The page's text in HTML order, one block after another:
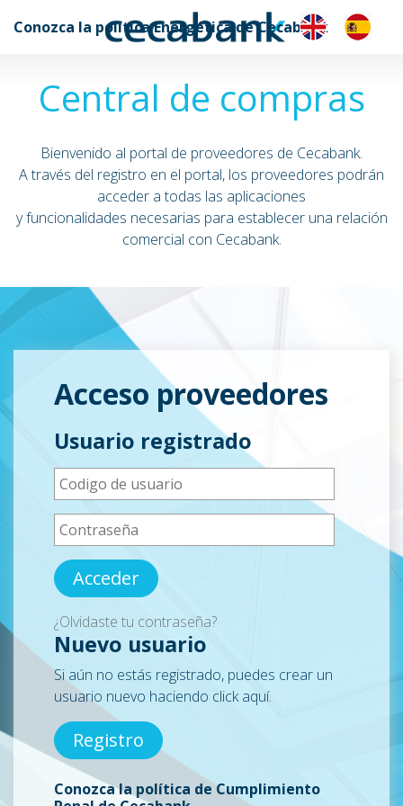
Conozca la política Energética de Cecabank
Central de compras
Bienvenido al portal de proveedores de Cecabank.
A través del registro en el portal, los proveedores podrán
acceder a todas las aplicaciones
y funcionalidades necesarias para establecer una relación
comercial con Cecabank.
Acceso proveedores
Usuario registrado
¿Olvidaste tu contraseña?
Nuevo usuario
Si aún no estás registrado, puedes crear un
usuario nuevo haciendo click aquí.
Registro
Conozca la política de Cumplimiento